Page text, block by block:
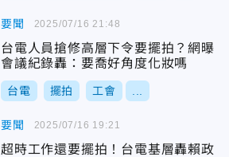
要聞
台電人員搶修高層下令要擺拍？網曝
會議紀錄轟：要喬好角度化妝嗎
台電 擺拍 工會
2025/07/16 21:48
要聞
超時工作還要擺拍！台電基層轟賴政
2025/07/16 19:21